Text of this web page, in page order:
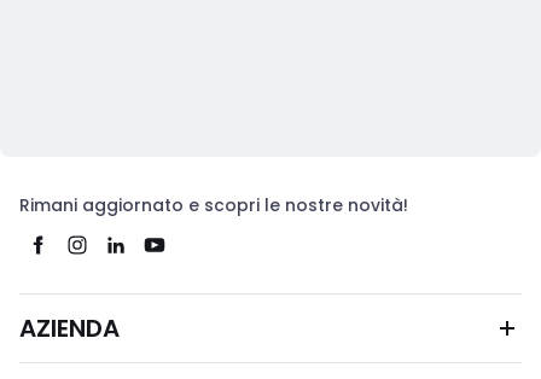
Rimani aggiornato e scopri le nostre novità!
AZIENDA